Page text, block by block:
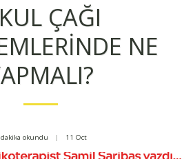
ÇAĞI
NE
okundu 11 Oct